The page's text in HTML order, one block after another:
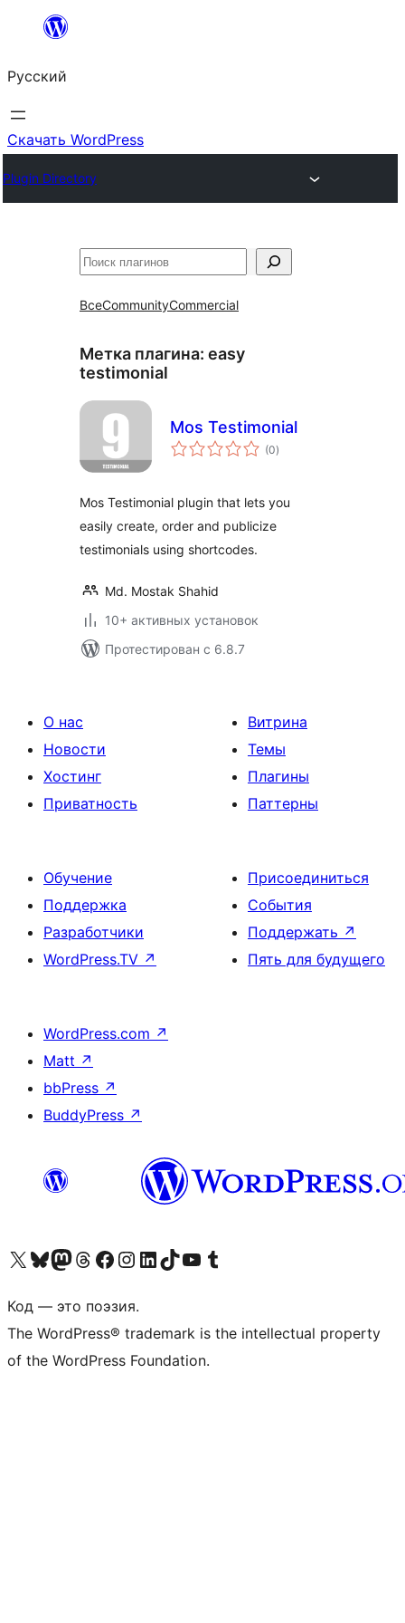
Перейти
содержимому
Русский
Скачать WordPress
Plugin Directory
Поиск
ВсеCommunityCommercial
Метка плагина: easy
testimonial
Mos Testimonial
(0общий
рейтинг
)
Mos Testimonial plugin that lets you
easily create, order and publicize
testimonials using shortcodes.
Md. Mostak Shahid
10+ активных установок
Протестирован с 6.8.7
О нас
Новости
Хостинг
Приватность
Витрина
Темы
Плагины
Паттерны
Обучение
Поддержка
Разработчики
WordPress.TV ↗
Присоединиться
События
Поддержать ↗
Пять для будущего
WordPress.com ↗
Matt ↗
bbPress ↗
BuddyPress ↗
Посетите нас в X (ранее Twitter)
Посетите нашу учётную запись в Bluesky
Посетите нашу ленту в Mastodon
Посетите нашу учётную запись в Threads
Посетите нашу страницу на Facebook
Посетите наш Instagram
Посетите нашу страницу в LinkedIn
Посетите нашу учётную запись в TikTok
Посетите наш канал YouTube
Посетите нашу учётную запись в Tumblr
Код — это поэзия.
The WordPress® trademark is the intellectual property
of the WordPress Foundation.